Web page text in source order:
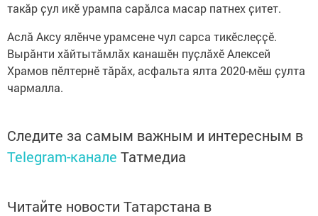
такӑр ҫул икӗ урампа сарӑлса масар патнех ҫитет.
Аслӑ Аксу ялӗнче урамсене чул сарса тикӗслеҫҫӗ.
Вырӑнти хӑйтытӑмлӑх канашӗн пуҫлӑхӗ Алексей
Храмов пӗлтернӗ тӑрӑх, асфальта ялта 2020-мӗш ҫулта
чармалла.
Следите за самым важным и интересным в
Telegram-канале Татмедиа
Читайте новости Татарстана в